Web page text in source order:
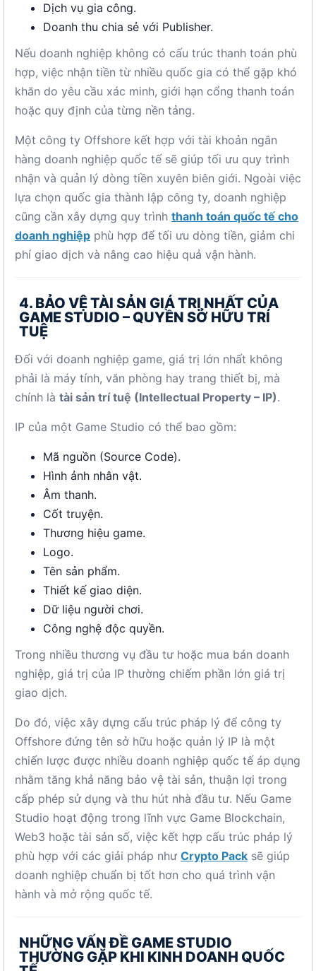
Dịch vụ gia công.
Doanh thu chia sẻ với Publisher.
Nếu doanh nghiệp không có cấu trúc thanh toán phù
hợp, việc nhận tiền từ nhiều quốc gia có thể gặp khó
khăn do yêu cầu xác minh, giới hạn cổng thanh toán
hoặc quy định của từng nền tảng.
Một công ty Offshore kết hợp với tài khoản ngân
hàng doanh nghiệp quốc tế sẽ giúp tối ưu quy trình
nhận và quản lý dòng tiền xuyên biên giới. Ngoài việc
lựa chọn quốc gia thành lập công ty, doanh nghiệp
cũng cần xây dựng quy trình thanh toán quốc tế cho
doanh nghiệp phù hợp để tối ưu dòng tiền, giảm chi
phí giao dịch và nâng cao hiệu quả vận hành.
4. BẢO VỆ TÀI SẢN GIÁ TRỊ NHẤT CỦA
GAME STUDIO – QUYỀN SỞ HỮU TRÍ
TUỆ
Đối với doanh nghiệp game, giá trị lớn nhất không
phải là máy tính, văn phòng hay trang thiết bị, mà
chính là tài sản trí tuệ (Intellectual Property – IP).
IP của một Game Studio có thể bao gồm:
Mã nguồn (Source Code).
Hình ảnh nhân vật.
Âm thanh.
Cốt truyện.
Thương hiệu game.
Logo.
Tên sản phẩm.
Thiết kế giao diện.
Dữ liệu người chơi.
Công nghệ độc quyền.
Trong nhiều thương vụ đầu tư hoặc mua bán doanh
nghiệp, giá trị của IP thường chiếm phần lớn giá trị
giao dịch.
Do đó, việc xây dựng cấu trúc pháp lý để công ty
Offshore đứng tên sở hữu hoặc quản lý IP là một
chiến lược được nhiều doanh nghiệp quốc tế áp dụng
nhằm tăng khả năng bảo vệ tài sản, thuận lợi trong
cấp phép sử dụng và thu hút nhà đầu tư. Nếu Game
Studio hoạt động trong lĩnh vực Game Blockchain,
Web3 hoặc tài sản số, việc kết hợp cấu trúc pháp lý
phù hợp với các giải pháp như Crypto Pack sẽ giúp
doanh nghiệp chuẩn bị tốt hơn cho quá trình vận
hành và mở rộng quốc tế.
NHỮNG VẤN ĐỀ GAME STUDIO
THƯỜNG GẶP KHI KINH DOANH QUỐC